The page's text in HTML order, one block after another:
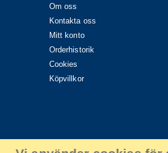
Om oss
Kontakta oss
Mitt konto
Orderhistorik
Cookies
Köpvillkor